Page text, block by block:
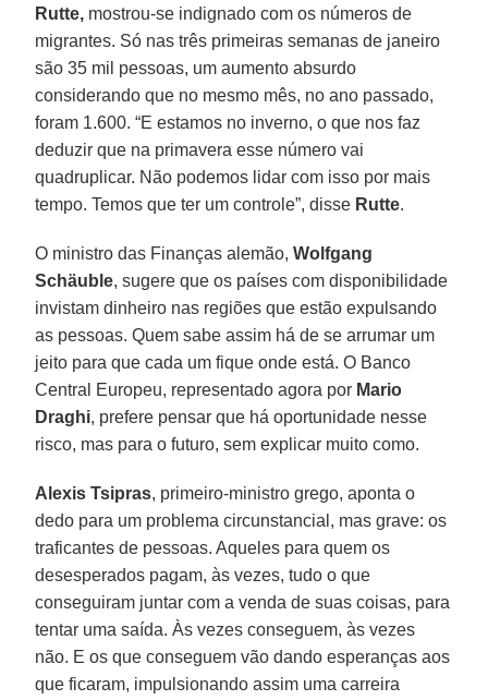
Rutte, mostrou-se indignado com os números de
migrantes. Só nas três primeiras semanas de janeiro
são 35 mil pessoas, um aumento absurdo
considerando que no mesmo mês, no ano passado,
foram 1.600. “E estamos no inverno, o que nos faz
deduzir que na primavera esse número vai
quadruplicar. Não podemos lidar com isso por mais
tempo. Temos que ter um controle”, disse Rutte.
O ministro das Finanças alemão,Wolfgang
Schäuble, sugere que os países com disponibilidade
invistam dinheiro nas regiões que estão expulsando
as pessoas. Quem sabe assim há de se arrumar um
jeito para que cada um fique onde está. O Banco
Central Europeu, representado agora por Mario
Draghi, prefere pensar que há oportunidade nesse
risco, mas para o futuro, sem explicar muito como.
Alexis Tsipras, primeiro-ministro grego, aponta o
dedo para um problema circunstancial, mas grave: os
traficantes de pessoas. Aqueles para quem os
desesperados pagam, às vezes, tudo o que
conseguiram juntar com a venda de suas coisas, para
tentar uma saída. Às vezes conseguem, às vezes
não. E os que conseguem vão dando esperanças aos
que ficaram, impulsionando assim uma carreira